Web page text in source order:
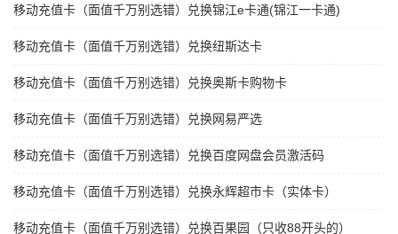
移动充值卡（面值千万别选错）兑换锦江e卡通(锦江一卡通)
移动充值卡（面值千万别选错）兑换纽斯达卡
移动充值卡（面值千万别选错）兑换奥斯卡购物卡
移动充值卡（面值千万别选错）兑换网易严选
移动充值卡（面值千万别选错）兑换百度网盘会员激活码
移动充值卡（面值千万别选错）兑换永辉超市卡（实体卡）
移动充值卡（面值千万别选错）兑换百果园（只收88开头的）